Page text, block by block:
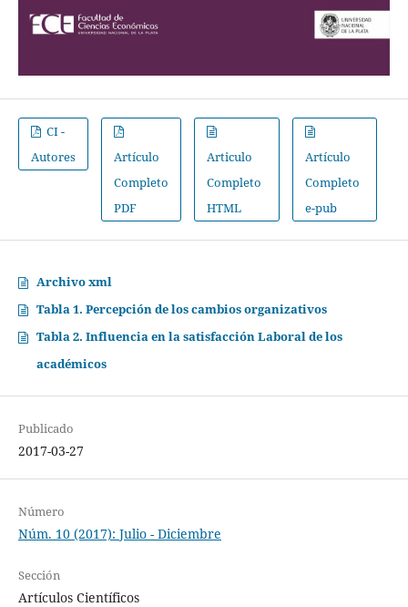
CI -
Autores
Artículo
Completo
PDF
Articulo
Completo
HTML
Artículo
Completo
e-pub
Archivo xml
Tabla 1. Percepción de los cambios organizativos
Tabla 2. Influencia en la satisfacción Laboral de los
académicos
Publicado
2017-03-27
Número
Núm. 10 (2017): Julio - Diciembre
Sección
Artículos Científicos